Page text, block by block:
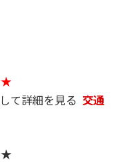
て詳細を見る 交通